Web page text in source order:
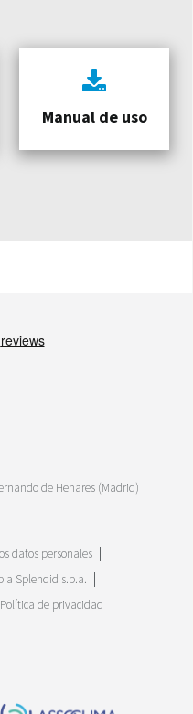
Manual de uso
de Henares (Madrid)
datos personales
Splendid s.p.a.
Política de privacidad